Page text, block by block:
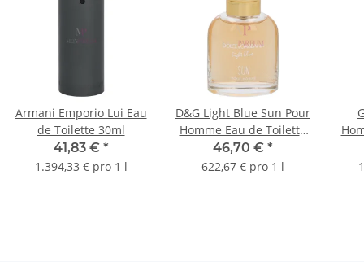
Armani Emporio Lui Eau
de Toilette 30ml
41,83 € *
1.394,33 € pro 1 l
D&G Light Blue Sun Pour
Homme Eau de Toilette
75ml
46,70 € *
622,67 € pro 1 l